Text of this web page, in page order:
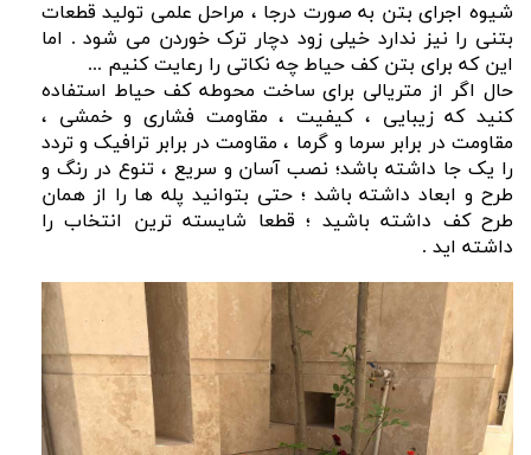
شیوه اجرای بتن به صورت درجا ، مراحل علمی تولید قطعات
بتنی را نیز ندارد خیلی زود دچار ترک خوردن می شود . اما
این که برای بتن کف حیاط چه نکاتی را رعایت کنیم ...
حال اگر از متریالی برای ساخت محوطه کف حیاط استفاده
کنید که زیبایی ، کیفیت ، مقاومت فشاری و خمشی ،
مقاومت در برابر سرما و گرما ، مقاومت در برابر ترافیک و تردد
را یک جا داشته باشد؛ نصب آسان و سریع ، تنوع در رنگ و
طرح و ابعاد داشته باشد ؛ حتی بتوانید پله ها را از همان
طرح کف داشته باشید ؛ قطعا شایسته ترین انتخاب را
داشته اید .